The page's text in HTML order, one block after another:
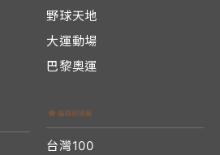
野球天地
大運動場
巴黎奧運
台灣100